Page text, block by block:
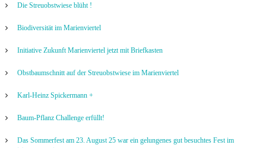
a
:
Die Streuobstwiese blüht !
Biodiversität im Marienviertel
Initiative Zukunft Marienviertel jetzt mit Briefkasten
Obstbaumschnitt auf der Streuobstwiese im Marienviertel
Karl-Heinz Spickermann +
Baum-Pflanz Challenge erfüllt!
Das Sommerfest am 23. August 25 war ein gelungenes gut besuchtes Fest im